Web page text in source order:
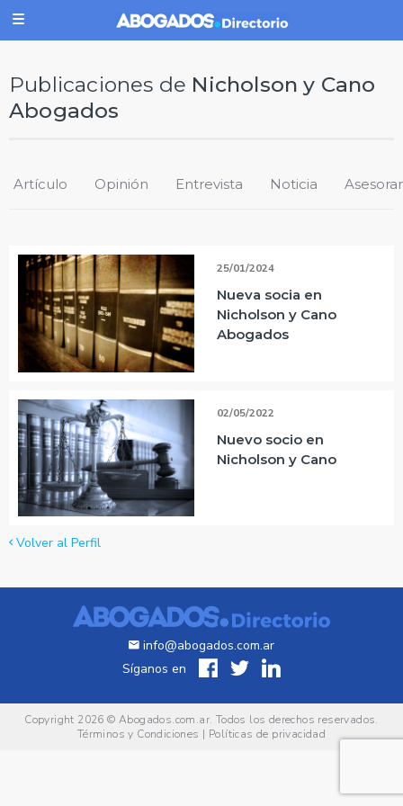
Publicaciones de Nicholson y Cano
Abogados
Artículo Opinión Entrevista Noticia
25/01/2024
Nueva socia en
Nicholson y Cano
Abogados
02/05/2022
Nuevo socio en
Nicholson y Cano
Volver al Perfil
info@abogados.com.ar
Síganos en
Copyright 2026 © Abogados.com.ar. Todos los derechos reservados.
Términos y Condiciones | Políticas de privacidad